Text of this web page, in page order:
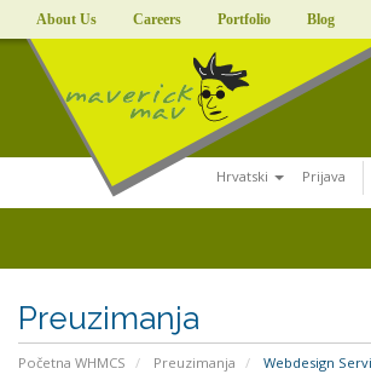
About Us Careers Portfolio Blog
Hrvatski Prijava
Preuzimanja
Početna WHMCS Preuzimanja Webdesign